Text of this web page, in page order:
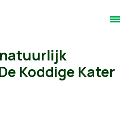
Koddige Kater